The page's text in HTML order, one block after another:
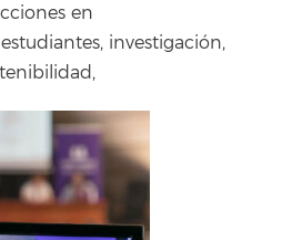
en
investigación,